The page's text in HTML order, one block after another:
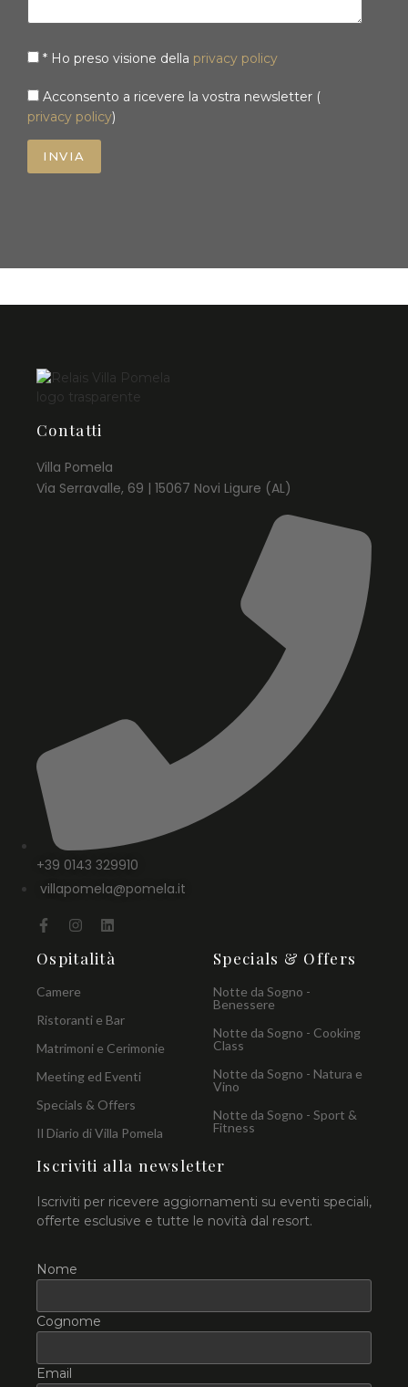
* Ho preso visione della privacy policy
Acconsento a ricevere la vostra newsletter (
privacy policy)
Contatti
Villa Pomela
Via Serravalle, 69 | 15067 Novi Ligure (AL)
+39 0143 329910
villapomela@pomela.it
Ospitalità
Camere
Ristoranti e Bar
Matrimoni e Cerimonie
Meeting ed Eventi
Specials & Offers
Il Diario di Villa Pomela
Specials & Offers
Notte da Sogno -
Benessere
Notte da Sogno - Cooking
Class
Notte da Sogno - Natura e
Vino
Notte da Sogno - Sport &
Fitness
Iscriviti alla newsletter
Iscriviti per ricevere aggiornamenti su eventi speciali,
offerte esclusive e tutte le novità dal resort.
Nome
Cognome
Email